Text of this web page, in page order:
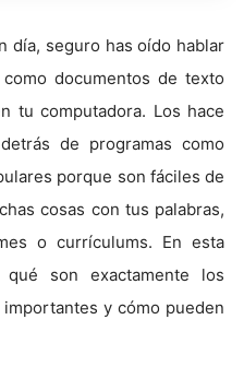
día, seguro has oído hablar
documentos de texto
tu computadora. Los hace
de programas como
porque son fáciles de
cosas con tus palabras,
o currículums. En esta
son exactamente los
y cómo pueden